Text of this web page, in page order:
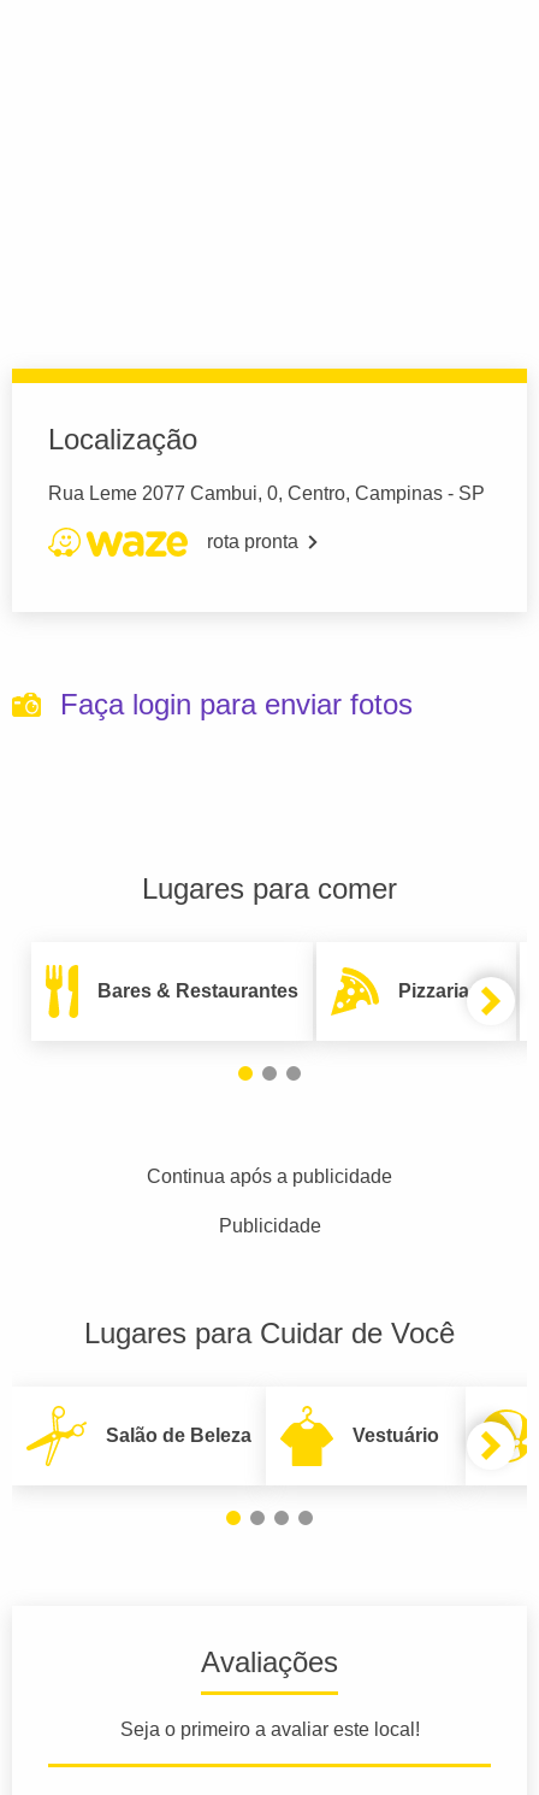
Localização
Rua Leme 2077 Cambui, 0, Centro, Campinas - SP
rota pronta
Faça login para enviar fotos
Lugares para comer
Bares & Restaurantes Pizzarias
Continua após a publicidade
Publicidade
Lugares para Cuidar de Você
Salão de Beleza Vestuário
Avaliações
Seja o primeiro a avaliar este local!